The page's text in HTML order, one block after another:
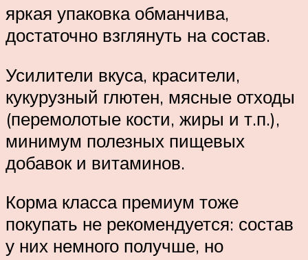
яркая упаковка обманчива,
достаточно взглянуть на состав.
Усилители вкуса, красители,
кукурузный глютен, мясные отходы
(перемолотые кости, жиры и т.п.),
минимум полезных пищевых
добавок и витаминов.
Корма класса премиум тоже
покупать не рекомендуется: состав
у них немного получше, но